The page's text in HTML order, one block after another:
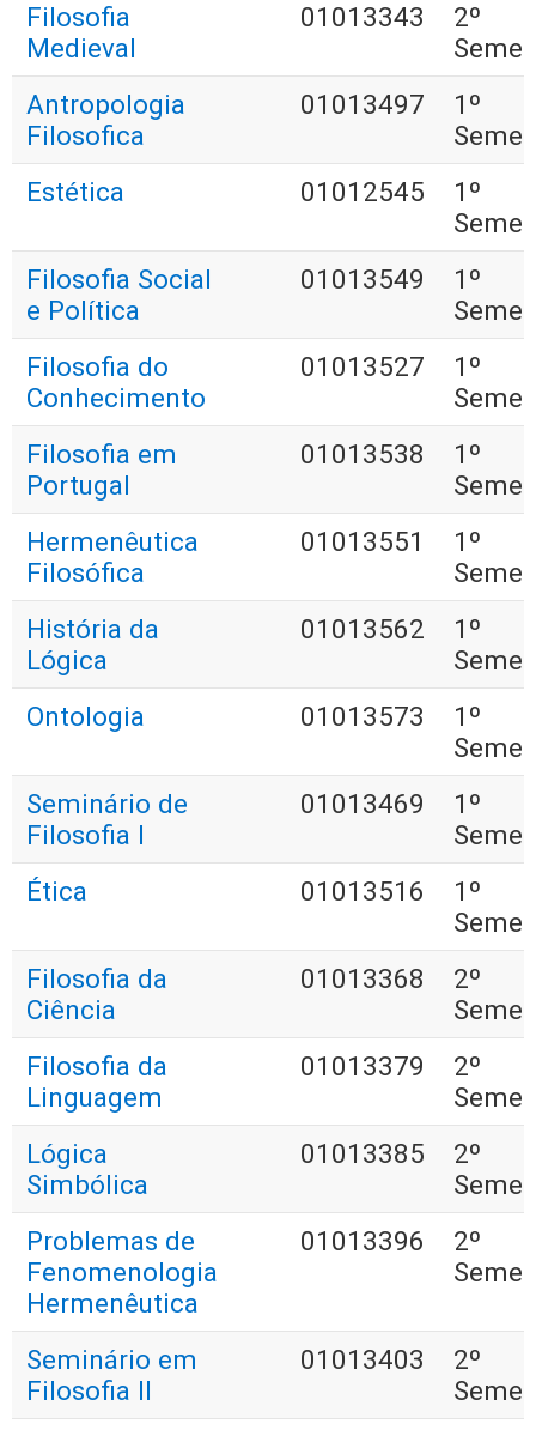
Filosofia
Medieval
01013343
2º
Antropologia
Filosofica
01013497
1º
Estética
01012545
1º
Filosofia Social
e Política
01013549
1º
Filosofia do
Conhecimento
01013527
1º
Filosofia em
Portugal
01013538
1º
Hermenêutica
Filosófica
01013551
1º
História da
Lógica
01013562
1º
Ontologia
01013573
1º
Seminário de
Filosofia I
01013469
1º
Ética
01013516
1º
Filosofia da
Ciência
01013368
2º
Filosofia da
Linguagem
01013379
2º
Lógica
Simbólica
01013385
2º
Problemas de
Fenomenologia
Hermenêutica
01013396
2º
Seminário em
Filosofia II
01013403
2º